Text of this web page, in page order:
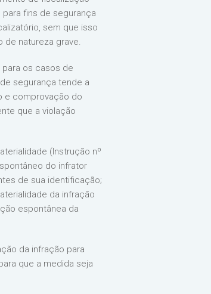
fins de segurança
sem que isso
de natureza grave.
para os casos de
segurança tende a
e comprovação do
que a violação
(Instrução nº
do infrator
de sua identificação;
da infração
espontânea da
da infração para
que a medida seja